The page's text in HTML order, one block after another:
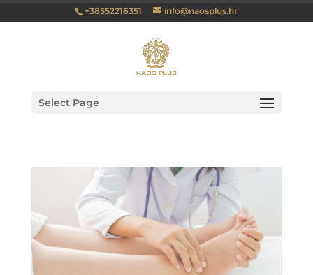
+38552216351 info@naosplus.hr
Select Page